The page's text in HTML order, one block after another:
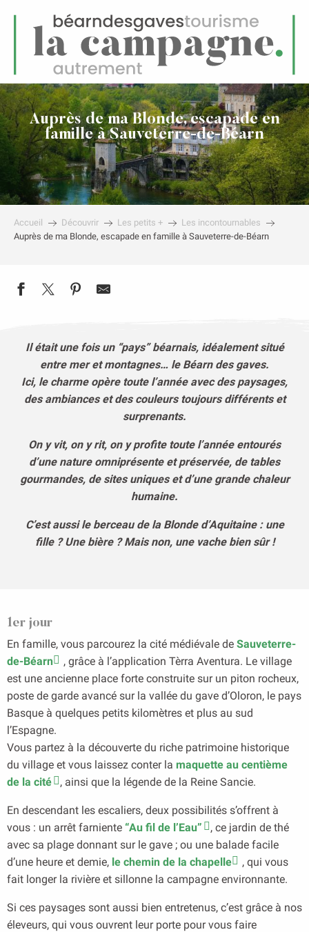
Menu
Auprès de ma Blonde, escapade en
famille à Sauveterre-de-Béarn
Accueil Découvrir Les petits +
Les incontournables
Auprès de ma Blonde, escapade en famille à Sauveterre-de-Béarn
Il était une fois un “pays” béarnais, idéalement situé
entre mer et montagnes… le Béarn des gaves.
Ici, le charme opère toute l’année avec des paysages,
des ambiances et des couleurs toujours différents et
surprenants.
On y vit, on y rit, on y profite toute l’année entourés
d’une nature omniprésente et préservée, de tables
gourmandes, de sites uniques et d’une grande chaleur
humaine.
C’est aussi le berceau de la Blonde d’Aquitaine : une
fille ? Une bière ? Mais non, une vache bien sûr !
1er jour
En famille, vous parcourez la cité médiévale de Sauveterre-
de-Béarn
, grâce à l’application Tèrra Aventura. Le village
est une ancienne place forte construite sur un piton rocheux,
poste de garde avancé sur la vallée du gave d’Oloron, le pays
Basque à quelques petits kilomètres et plus au sud
l’Espagne.
Vous partez à la découverte du riche patrimoine historique
du village et vous laissez conter la maquette au centième
de la cité
, ainsi que la légende de la Reine Sancie.
En descendant les escaliers, deux possibilités s’offrent à
vous : un arrêt farniente “Au fil de l’Eau”
, ce jardin de thé
avec sa plage donnant sur le gave ; ou une balade facile
d’une heure et demie, le chemin de la chapelle
, qui vous
fait longer la rivière et sillonne la campagne environnante.
Si ces paysages sont aussi bien entretenus, c’est grâce à nos
éleveurs, qui vous ouvrent leur porte pour vous faire